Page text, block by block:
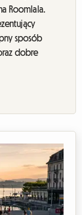
Roomlala.
sposób
dobre